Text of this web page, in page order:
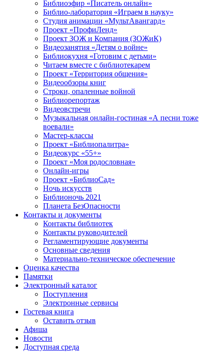
Библиоэфир «Писатель онлайн»
Библио-лаборатория «Играем в науку»
Студия анимации «МультАвангард»
Проект «ПрофиЛенд»
Проект ЗОЖ и Компания (ЗОЖиК)
Видеозанятия «Детям о войне»
Библиокухня «Готовим с детьми»
Читаем вместе с библиотекарем
Проект «Территория общения»
Видеообзоры книг
Строки, опаленные войной
Библиорепортаж
Видеовстречи
Музыкальная онлайн-гостиная «А песни тоже
воевали»
Мастер-классы
Проект «Библиопалитра»
Видеокурс «55+»
Проект «Моя родословная»
Онлайн-игры
Проект «БиблиоСад»
Ночь искусств
Библионочь 2021
Планета БезОпасности
Контакты и документы
Контакты библиотек
Контакты руководителей
Регламентирующие документы
Основные сведения
Материально-техническое обеспечение
Оценка качества
Памятки
Электронный каталог
Поступления
Электронные сервисы
Гостевая книга
Оставить отзыв
Афиша
Новости
Доступная среда